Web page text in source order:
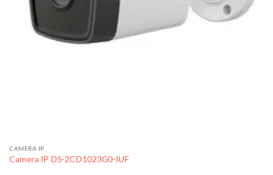
CAMERA IP
Camera IP DS-2CD1023G0-IUF